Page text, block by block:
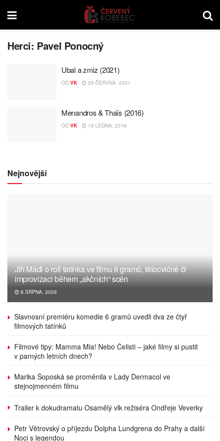
Herci: Pavel Ponocný
Ubal a zmiz (2021)
OD VK 29 ČERVNA, 2021
Menandros & Thaïs (2016)
OD VK 18 LEDNA, 2016
Nejnovější
Jiří Mádl o roli tatínka ve filmu 6 gramů, tělocvičně či
improvizaci během „akčních“ scén
8 SRPNA, 2026
Slavnosní premiéru komedie 6 gramů uvedli dva ze čtyř
filmových tatínků
Filmové tipy: Mamma Mia! Nebo Čelisti – jaké filmy si pustit
v parných letních dnech?
Marika Šoposká se proměnila v Lady Dermacol ve
stejnojmenném filmu
Trailer k dokudramatu Osamělý vlk režiséra Ondřeje Veverky
Petr Větrovský o příjezdu Dolpha Lundgrena do Prahy a další
Noci s legendou